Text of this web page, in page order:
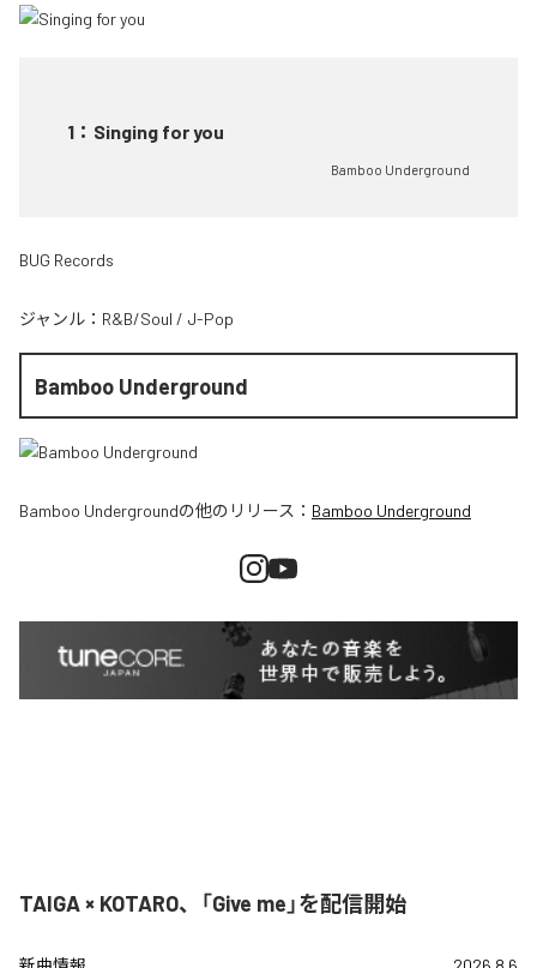
1 ： Singing for you
Bamboo Underground
BUG Records
ジャンル： R&B/Soul / J-Pop
Bamboo Underground
Bamboo Undergroundの他のリリース： Bamboo Underground
TAIGA × KOTARO、「Give me」を配信開始